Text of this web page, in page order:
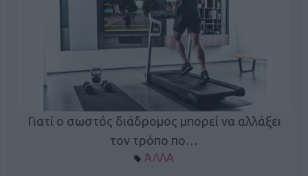
Γιατί ο σωστός διάδρομος μπορεί να αλλάξει
τον τρόπο πο…
ΆΛΛΑ